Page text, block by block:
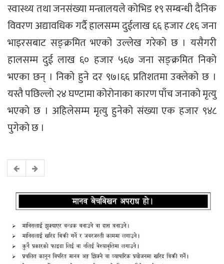
स्वास्थ्य तथा जनसंख्या मन्त्रालयले कोभिड १९ सम्बन्धी दैनिक
विवरण अद्यावधिक गर्दै हालसम्म दुईलाख ६६ हजार ८१६ जना
भाइरसबाट सङ्क्रमित भएको उल्लेख गरेको छ । यसैगरी
हालसम्म दुई लाख ६० हजार ५६७ जना सङ्क्रमित निको
भएका छन् । निको हुने दर ९७।६६ प्रतिशतमा उक्लेको छ ।
यस्तै पछिल्लो २४ घण्टामा कोरोनाका कारण पाँच जनाको मृत्यु
भएको छ । अहिलेसम्म मृत्यु हुनेको संख्या एक हजार ९४८
पुगेको छ ।